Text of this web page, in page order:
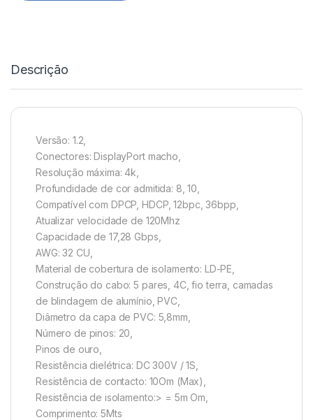
Descrição
Versão: 1.2,
Conectores: DisplayPort macho,
Resolução máxima: 4k,
Profundidade de cor admitida: 8, 10,
Compatível com DPCP, HDCP, 12bpc, 36bpp,
Atualizar velocidade de 120Mhz
Capacidade de 17,28 Gbps,
AWG: 32 CU,
Material de cobertura de isolamento: LD-PE,
Construção do cabo: 5 pares, 4C, fio terra, camadas
de blindagem de alumínio, PVC,
Diâmetro da capa de PVC: 5,8mm,
Número de pinos: 20,
Pinos de ouro,
Resistência dielétrica: DC 300V / 1S,
Resistência de contacto: 10Om (Max),
Resistência de isolamento:> = 5m Om,
Comprimento: 5Mts